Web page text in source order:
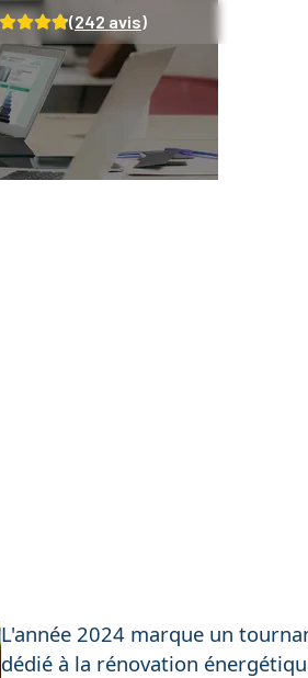
(242 avis)
L'année 2024 marque un
dédié à la rénovation